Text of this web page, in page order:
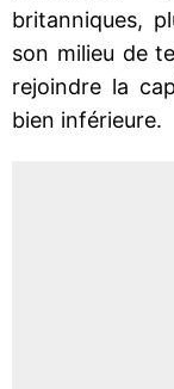
britanniques,
son milieu de
rejoindre la
bien inférieure.